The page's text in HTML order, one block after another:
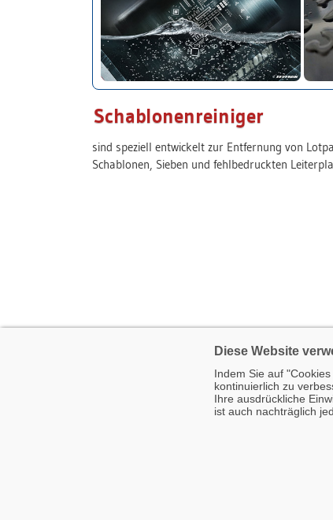
Diese Website
Indem Sie auf
kontinuierlich zu
Ihre ausdrückliche
ist auch nachträglich
Schablonenreiniger
sind speziell entwickelt zur Entfernung von
Schablonen, Sieben und fehlbedruckten